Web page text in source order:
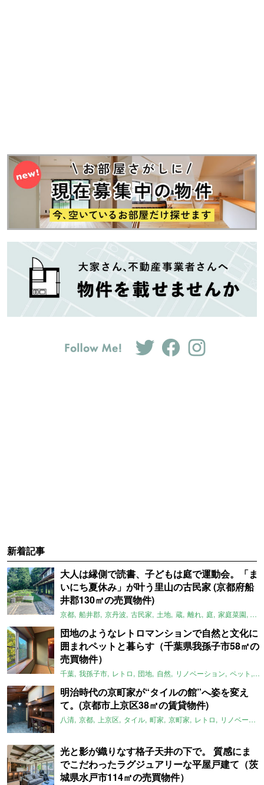
新着記事
大人は縁側で読書、子どもは庭で運動会。「ま
いにち夏休み」が叶う里山の古民家 (京都府船
井郡130㎡の売買物件)
京都 船井郡 京丹波 古民家 土地 蔵 離れ 庭 家庭菜園 倉
団地のようなレトロマンションで自然と文化に
囲まれペットと暮らす（千葉県我孫子市58㎡の
売買物件）
千葉 我孫子市 レトロ 団地 自然 リノベーション ペット
明治時代の京町家が“タイルの館”へ姿を変え
て。(京都市上京区38㎡の賃貸物件)
八清 京都 上京区 タイル 町家 京町家 レトロ リノベーション
光と影が織りなす格子天井の下で。 質感にま
でこだわったラグジュアリーな平屋戸建て（茨
城県水戸市114㎡の売買物件）